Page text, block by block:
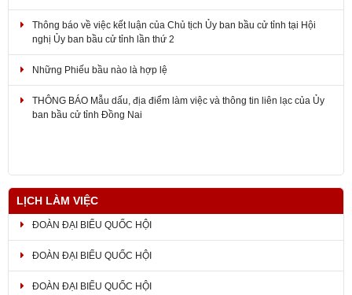
Thông báo về việc kết luận của Chủ tịch Ủy ban bầu cử tỉnh tại Hội
nghị Ủy ban bầu cử tỉnh lần thứ 2
Những Phiếu bầu nào là hợp lệ
THÔNG BÁO Mẫu dấu, địa điểm làm việc và thông tin liên lạc của Ủy
ban bầu cử tỉnh Đồng Nai
LỊCH LÀM VIỆC
ĐOÀN ĐẠI BIỂU QUỐC HỘI
ĐOÀN ĐẠI BIỂU QUỐC HỘI
ĐOÀN ĐẠI BIỂU QUỐC HỘI